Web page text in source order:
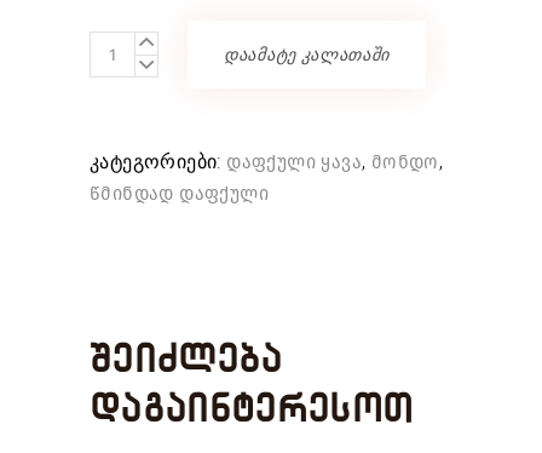
პრემიუმი
100
დაამატე კალათაში
კატეგორიები: დაფქული ყავა, მონდო,
წმინდად დაფქული
შეიძლება
დაგაინტერესოთ